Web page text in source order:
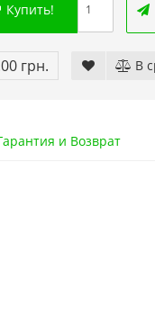
Купить!
грн. В
и Возврат